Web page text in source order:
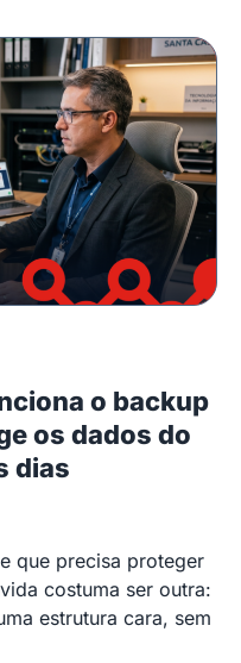
o backup
os dados do
dias
que precisa proteger
costuma ser outra:
estrutura cara, sem